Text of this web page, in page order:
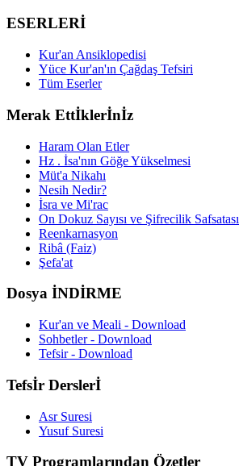
ESERLERİ
Kur'an Ansiklopedisi
Yüce Kur'an'ın Çağdaş Tefsiri
Tüm Eserler
Merak Ettİklerİnİz
Haram Olan Etler
Hz . İsa'nın Göğe Yükselmesi
Müt'a Nikahı
Nesih Nedir?
İsra ve Mi'rac
On Dokuz Sayısı ve Şifrecilik Safsatası
Reenkarnasyon
Ribâ (Faiz)
Şefa'at
Dosya İNDİRME
Kur'an ve Meali - Download
Sohbetler - Download
Tefsir - Download
Tefsİr Derslerİ
Asr Suresi
Yusuf Suresi
TV Programlarından Özetler